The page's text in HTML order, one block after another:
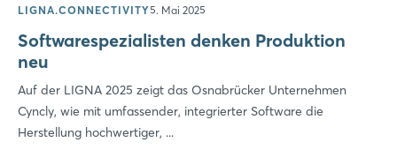
LIGNA.CONNECTIVITY5. Mai 2025
Softwarespezialisten denken Produktion
neu
Auf der LIGNA 2025 zeigt das Osnabrücker Unternehmen
Cyncly, wie mit umfassender, integrierter Software die
Herstellung hochwertiger, ...
Login
Einloggen